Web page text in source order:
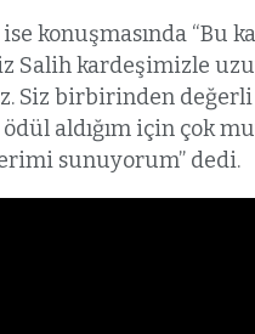
konuşmasında “Bu
Salih kardeşimizle
Siz birbirinden
ödül aldığım için çok
sunuyorum” dedi.